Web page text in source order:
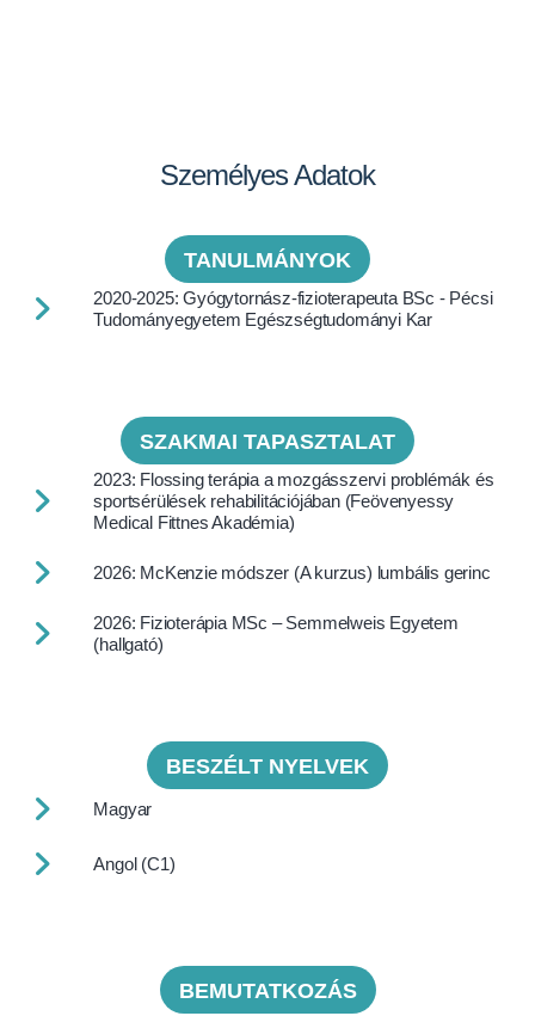
Személyes Adatok
TANULMÁNYOK
2020-2025: Gyógytornász-fizioterapeuta BSc - Pécsi
Tudományegyetem Egészségtudományi Kar
SZAKMAI TAPASZTALAT
2023: Flossing terápia a mozgásszervi problémák és
sportsérülések rehabilitációjában (Feövenyessy
Medical Fittnes Akadémia)
2026: McKenzie módszer (A kurzus) lumbális gerinc
2026: Fizioterápia MSc – Semmelweis Egyetem
(hallgató)
BESZÉLT NYELVEK
Magyar
Angol (C1)
BEMUTATKOZÁS